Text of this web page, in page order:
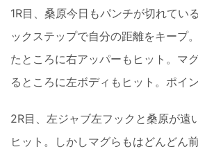
1R目、桑原今日もパンチが切れてい
ックステップで自分の距離をキープ
たところに右アッパーもヒット。マ
るところに左ボディもヒット。ポイ
2R目、左ジャブ左フックと桑原が遠
ヒット。しかしマグらもはどんどん